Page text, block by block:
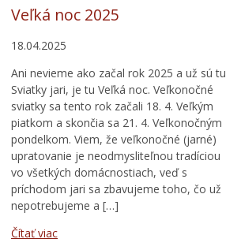
Veľká noc 2025
18.04.2025
Ani nevieme ako začal rok 2025 a už sú tu
Sviatky jari, je tu Veľká noc. Veľkonočné
sviatky sa tento rok začali 18. 4. Veľkým
piatkom a skončia sa 21. 4. Veľkonočným
pondelkom. Viem, že veľkonočné (jarné)
upratovanie je neodmysliteľnou tradíciou
vo všetkých domácnostiach, veď s
príchodom jari sa zbavujeme toho, čo už
nepotrebujeme a […]
Čítať viac